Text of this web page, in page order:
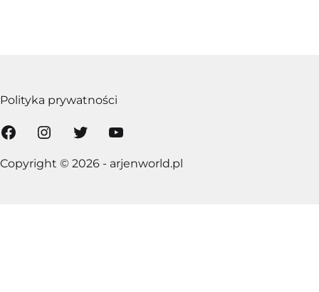
Copyright © 2026 - arjenworld.pl
Polityka prywatności
FacebookInstagramTwitter